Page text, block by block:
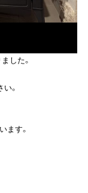
した。
。
ます。